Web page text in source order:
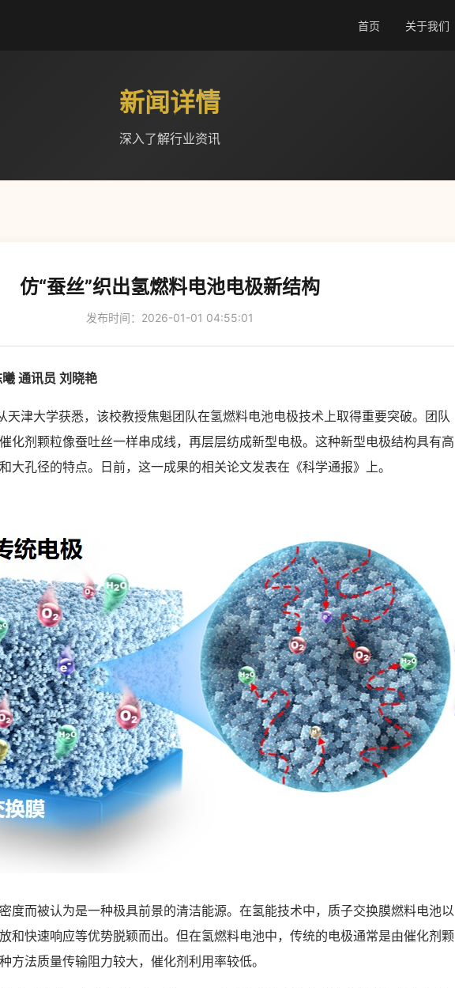
首页 关于我们
新闻详情
深入了解行业资讯
仿“蚕丝”织出氢燃料电池电极新结构
发布时间：2026-01-01 04:55:01
通讯员 刘晓艳
津大学获悉，该校教授焦魁团队在氢燃料电池电极技术上取得重要突破。团队
化剂颗粒像蚕吐丝一样串成线，再层层纺成新型电极。这种新型电极结构具有高
大孔径的特点。日前，这一成果的相关论文发表在《科学通报》上。
而被认为是一种极具前景的清洁能源。在氢能技术中，质子交换膜燃料电池以
和快速响应等优势脱颖而出。但在氢燃料电池中，传统的电极通常是由催化剂颗
方法质量传输阻力较大，催化剂利用率较低。